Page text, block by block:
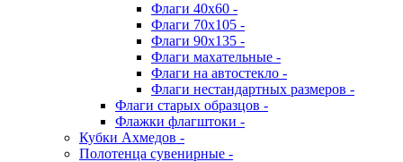
Флаги 40х60 -
Флаги 70х105 -
Флаги 90х135 -
Флаги махательные -
Флаги на автостекло -
Флаги нестандартных размеров -
Флаги старых образцов -
Флажки флагштоки -
Кубки Ахмедов -
Полотенца сувенирные -